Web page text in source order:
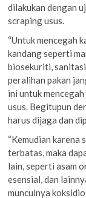
dilakukan dengan
scraping usus.
“Untuk mencegah
kandang seperti
biosekuriti,
peralihan pakan
ini untuk
usus. Begitupun
harus dijaga dan
“Kemudian karena
terbatas, maka
lain, seperti asam
esensial, dan
munculnya